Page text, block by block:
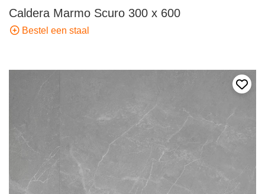
Caldera Marmo Scuro 300 x 600
Bestel een staal
Voeg